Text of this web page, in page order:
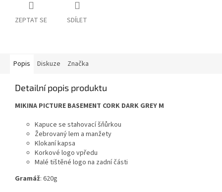
ZEPTAT SE SDÍLET
Popis Diskuze Značka
Detailní popis produktu
MIKINA PICTURE BASEMENT CORK DARK GREY M
Kapuce se stahovací šňůrkou
Žebrovaný lem a manžety
Klokaní kapsa
Korkové logo vpředu
Malé tištěné logo na zadní části
Gramáž: 620g